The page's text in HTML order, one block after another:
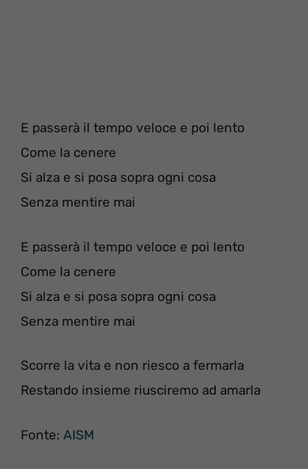
E passerà il tempo veloce e poi lento
Come la cenere
Si alza e si posa sopra ogni cosa
Senza mentire mai
E passerà il tempo veloce e poi lento
Come la cenere
Si alza e si posa sopra ogni cosa
Senza mentire mai
Scorre la vita e non riesco a fermarla
Restando insieme riusciremo ad amarla
Fonte: AISM